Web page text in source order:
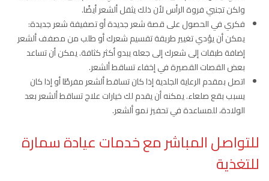
ولكن تجنبي فروة الرأس لأن ذلك يثقل ألشعر أيضًا.
فكري في الحصول على قصة شعر جديدة أو تصفيفة شعر جديدة:
يمكن أن يؤدي تغيير طريقة تقسيم شعرك أو طلب من مصفف ألشعر
إضافة طبقات إلى شعرك إلى جعله يبدو أكثر كثافة. يمكن أن تساعد
بعض القصات القصيرة في إخفاء تساقط ألشعر.
اتصل بمقدم الرعاية الجلدية إذا كان تساقط ألشعر مفرطًا أو إذا كان
يسبب بقع صلعاء. يمكنه أن يقدم لك خيارات علاج تساقط ألشعر بعد
الولادة، للمساعدة في تحفيز نمو ألشعر.
للتواصل المباشر مع خدمات عيادة سمارة
للتغذية